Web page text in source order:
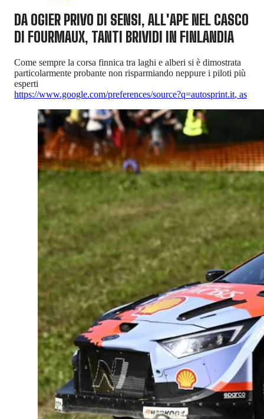
DA OGIER PRIVO DI SENSI, ALL'APE NEL CASCO
DI FOURMAUX, TANTI BRIVIDI IN FINLANDIA
Come sempre la corsa finnica tra laghi e alberi si è dimostrata
particolarmente probante non risparmiando neppure i piloti più
esperti
https://www.google.com/preferences/source?q=autosprint.it, as